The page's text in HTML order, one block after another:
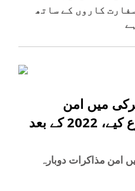
کاروں کے ساتھ
میں امن
مذاکرات دوبارہ شروع کیے، 2022 کے بعد
امن مذاکرات دوبارہ